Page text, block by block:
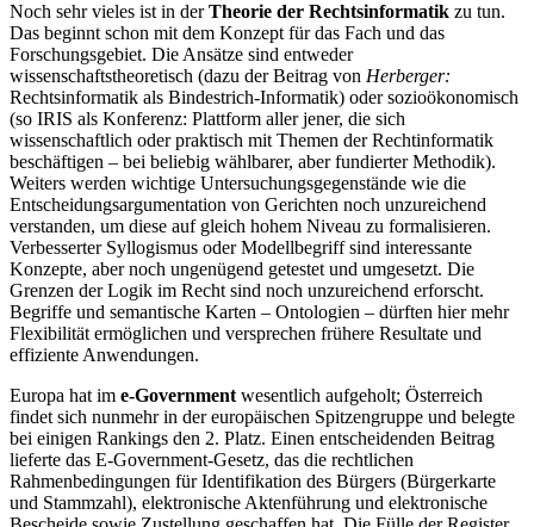
Noch sehr vieles ist in derTheorie der Rechtsinformatik zu tun.
Das beginnt schon mit dem Konzept für das Fach und das
Forschungsgebiet. Die Ansätze sind entweder
wissenschaftstheoretisch (dazu der Beitrag von Herberger:
Rechtsinformatik als Bindestrich-Informatik) oder sozioökonomisch
(so IRIS als Konferenz: Plattform aller jener, die sich
wissenschaftlich oder praktisch mit Themen der Rechtinformatik
beschäftigen – bei beliebig wählbarer, aber fundierter Methodik).
Weiters werden wichtige Untersuchungsgegenstände wie die
Entscheidungsargumentation von Gerichten noch unzureichend
verstanden, um diese auf gleich hohem Niveau zu formalisieren.
Verbesserter Syllogismus oder Modellbegriff sind interessante
Konzepte, aber noch ungenügend getestet und umgesetzt. Die
Grenzen der Logik im Recht sind noch unzureichend erforscht.
Begriffe und semantische Karten – Ontologien – dürften hier mehr
Flexibilität ermöglichen und versprechen frühere Resultate und
effiziente Anwendungen.
Europa hat im e-Government wesentlich aufgeholt; Österreich
findet sich nunmehr in der europäischen Spitzengruppe und belegte
bei einigen Rankings den 2. Platz. Einen entscheidenden Beitrag
lieferte das E-Government-Gesetz, das die rechtlichen
Rahmenbedingungen für Identifikation des Bürgers (Bürgerkarte
und Stammzahl), elektronische Aktenführung und elektronische